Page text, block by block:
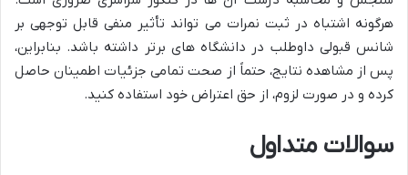
هرگونه اشتباه در ثبت نمرات می تواند تأثیر منفی قابل توجهی بر
شانس قبولی داوطلب در دانشگاه های برتر داشته باشد. بنابراین،
پس از مشاهده نتایج، حتماً از صحت تمامی جزئیات اطمینان حاصل
کرده و در صورت لزوم، از حق اعتراض خود استفاده کنید.
سوالات متداول